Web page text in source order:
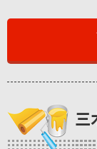
三